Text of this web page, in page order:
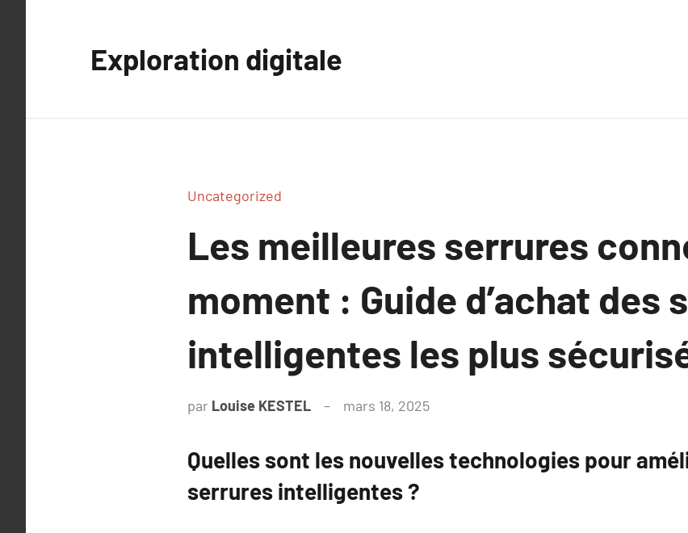
Exploration digitale
Uncategorized
Les meilleures serrures
moment : Guide d’achat des
intelligentes les plus
par Louise KESTEL mars 18, 2025
Quelles sont les nouvelles technologies pour
serrures intelligentes ?